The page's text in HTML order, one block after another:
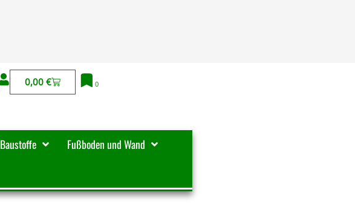
0,00 € 0
Baustoffe
Fußboden und Wand